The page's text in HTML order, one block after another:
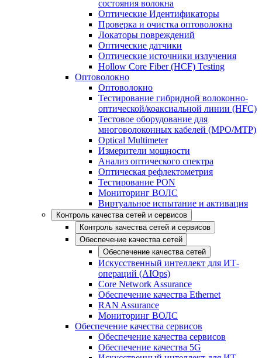
состояния волокна
Оптические Идентификаторы
Проверка и очистка оптоволокна
Локаторы повреждений
Оптические датчики
Оптические источники излучения
Hollow Core Fiber (HCF) Testing
Оптоволокно
Оптоволокно
Тестирование гибридной волоконно-
оптической/коаксиальной линии (HFC)
Тестовое оборудование для
многоволоконных кабелей (MPO/MTP)
Optical Multimeter
Измерители мощности
Анализ оптического спектра
Оптическая рефлектометрия
Тестирование PON
Мониторинг ВОЛС
Виртуальное испытание и активация
Контроль качества сетей и сервисов
Контроль качества сетей и сервисов
Обеспечение качества сетей
Обеспечение качества сетей
Искусственный интеллект для ИТ-
операций (AIOps)
Core Network Assurance
Обеспечение качества Ethernet
RAN Assurance
Мониторинг ВОЛС
Обеспечение качества сервисов
Обеспечение качества сервисов
Обеспечение качества 5G